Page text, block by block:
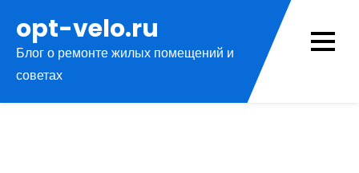
содержимому
opt-velo.ru
Блог о ремонте жилых помещений и
советах